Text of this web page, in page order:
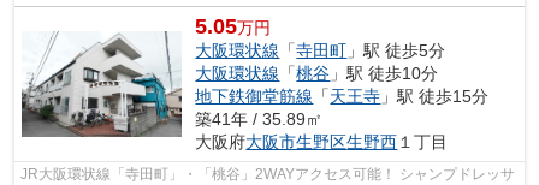
5.05万円
大阪環状線 「寺田町 」駅 徒歩5分
大阪環状線 「桃谷 」駅 徒歩10分
地下鉄御堂筋線 「天王寺 」駅 徒歩15分
築41年 / 35.89㎡
大阪府大阪市生野区生野西１丁目
JR大阪環状線「寺田町」・「桃谷」2WAYアクセス可能！ シャンプドレッサ